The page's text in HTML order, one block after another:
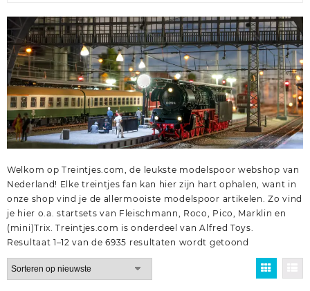
Welkom op Treintjes.com, de leukste modelspoor webshop van
Nederland! Elke treintjes fan kan hier zijn hart ophalen, want in
onze shop vind je de allermooiste modelspoor artikelen. Zo vind
je hier o.a.startsets van Fleischmann Roco Pico Marklin en
(mini)Trix . Treintjes.com is onderdeel vanAlfred Toys
Resultaat 1–12 van de 6935 resultaten wordt getoond
op
nieuwste